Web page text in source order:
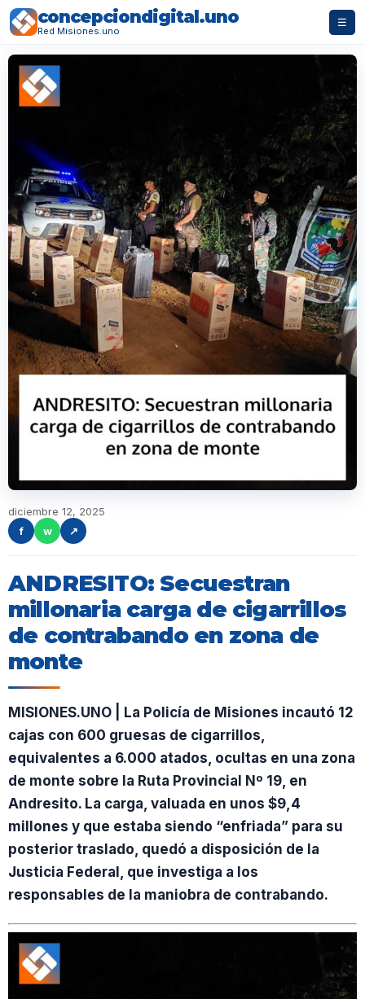
concepciondigital.uno
Red Misiones.uno
☰
diciembre 12, 2025
f
w ↗
ANDRESITO: Secuestran
millonaria carga de cigarrillos
de contrabando en zona de
monte
MISIONES.UNO | La Policía de Misiones incautó 12
cajas con 600 gruesas de cigarrillos,
equivalentes a 6.000 atados, ocultas en una zona
de monte sobre la Ruta Provincial Nº 19, en
Andresito. La carga, valuada en unos $9,4
millones y que estaba siendo “enfriada” para su
posterior traslado, quedó a disposición de la
Justicia Federal, que investiga a los
responsables de la maniobra de contrabando.